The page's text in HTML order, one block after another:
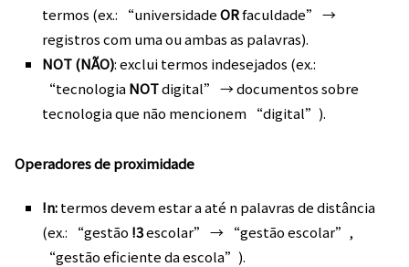
termos (ex.: “universidadeORfaculdade” →
registros com uma ou ambas as palavras).
NOT (NÃO): exclui termos indesejados (ex.:
“tecnologiaNOTdigital” → documentos sobre
tecnologia que não mencionem “digital”).
Operadores de proximidade
!n:termos devem estar a até n palavras de distância
(ex.: “gestão !3escolar” → “gestão escolar”,
“gestão eficiente da escola”).